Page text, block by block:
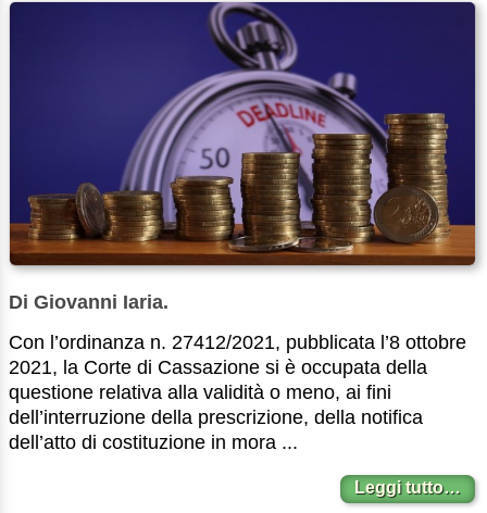
Di Giovanni Iaria.
Con l’ordinanza n. 27412/2021, pubblicata l’8 ottobre
2021, la Corte di Cassazione si è occupata della
questione relativa alla validità o meno, ai fini
dell’interruzione della prescrizione, della notifica
dell’atto di costituzione in mora ...
Leggi tutto…